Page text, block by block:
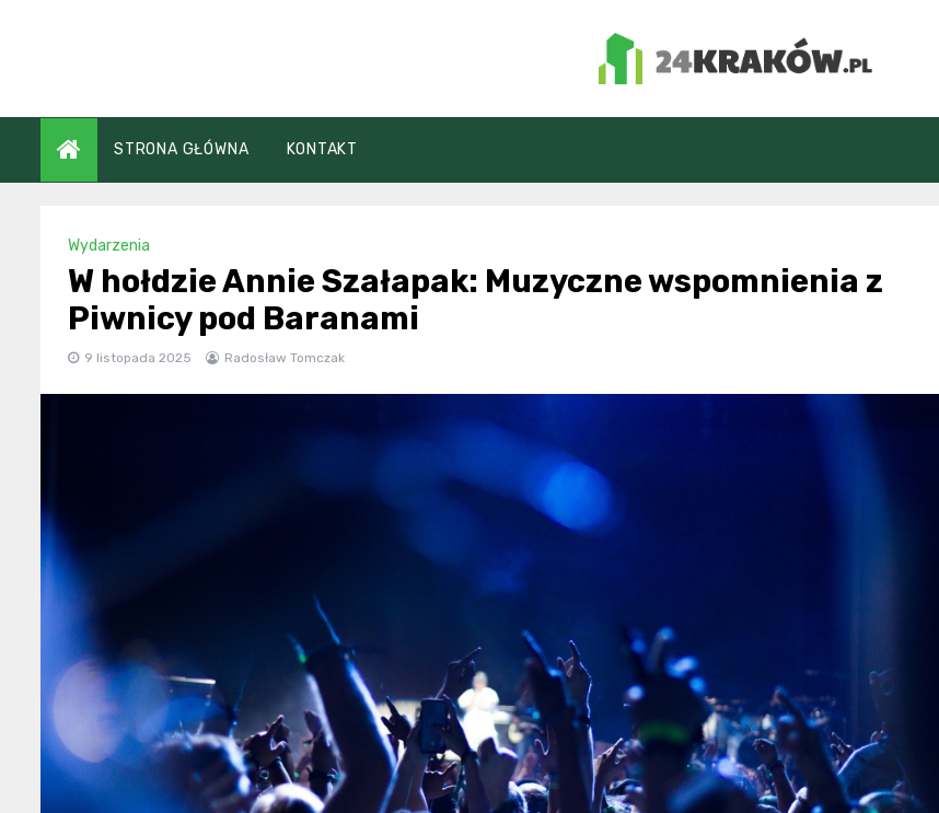
24Kraków.pl
STRONA GŁÓWNA KONTAKT
Wydarzenia
W hołdzie Annie Szałapak: Muzyczne wspomnienia z
Piwnicy pod Baranami
9 listopada 2025 Radosław Tomczak